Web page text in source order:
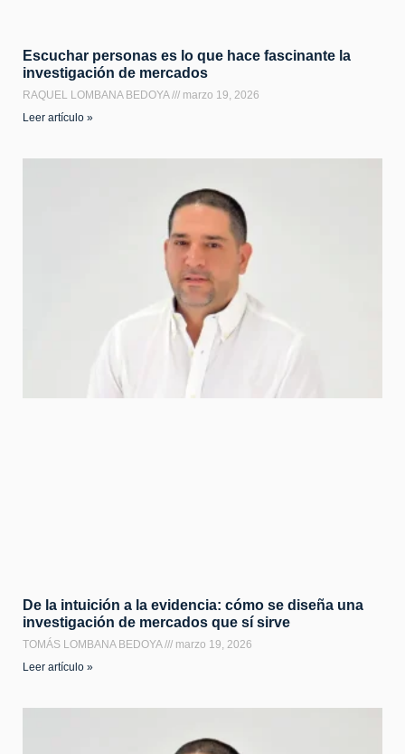
Escuchar personas es lo que hace fascinante la
investigación de mercados
RAQUEL LOMBANA BEDOYA
marzo 19, 2026
Leer artículo »
De la intuición a la evidencia: cómo se diseña una
investigación de mercados que sí sirve
TOMÁS LOMBANA BEDOYA
marzo 19, 2026
Leer artículo »